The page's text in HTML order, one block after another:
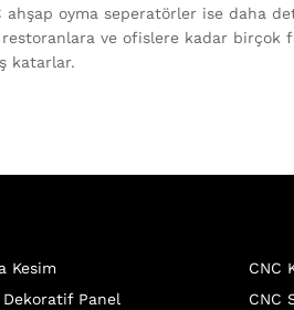
oyma seperatörler ise daha
ve ofislere kadar birçok
katarlar.
Kesim
Dekoratif Panel
CNC
CNC